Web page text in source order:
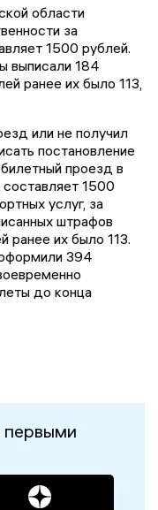
области
за
1500 рублей.
выписали 184
ранее их было 113,
или не получил
постановление
проезд в
1500
услуг, за
штрафов
ранее их было 113.
394
до конца
первыми